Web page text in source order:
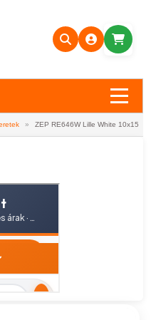
» ZEP RE646W Lille White 10x15